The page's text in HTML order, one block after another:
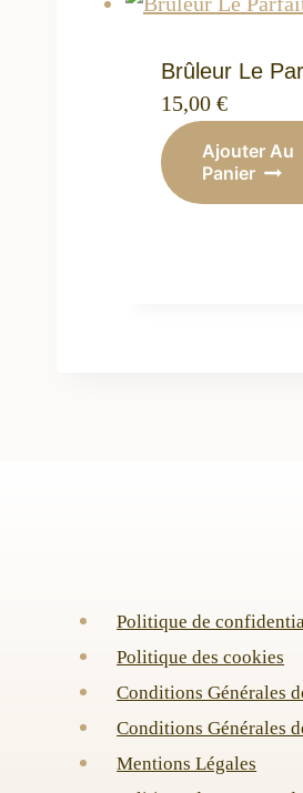
Brûleur Le
15,00 €
Ajouter Au
Panier
Politique de
Politique des cookies
Conditions Générales
Conditions Générales
Mentions Légales